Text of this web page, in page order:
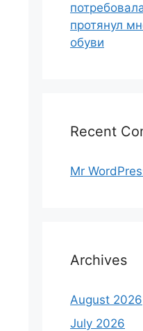
протянул
обуви
Recent
Mr
Archives
August 2026
July 2026